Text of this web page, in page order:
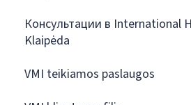
Консультации в International
Klaipėda
VMI teikiamos paslaugos